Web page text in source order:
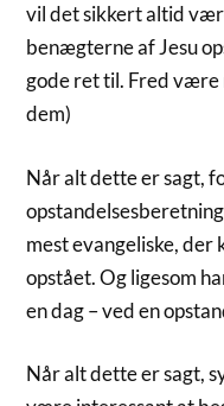
vil det sikkert altid
benægterne af Jesu
gode ret til. Fred være
dem)
Når alt dette er sagt,
mest evangeliske,
opstået. Og ligesom
en dag – ved en
Når alt dette er sagt,